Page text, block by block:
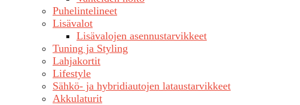
Puhelintelineet
Lisävalot
Lisävalojen asennustarvikkeet
Tuning ja Styling
Lahjakortit
Lifestyle
Sähkö- ja hybridiautojen lataustarvikkeet
Akkulaturit